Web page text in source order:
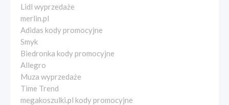
Lidl wyprzedaże
merlin.pl
Adidas kody promocyjne
Smyk
Biedronka kody promocyjne
Allegro
Muza wyprzedaże
Time Trend
megakoszulki.pl kody promocyjne